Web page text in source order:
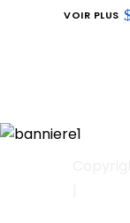
VOIR PLUS